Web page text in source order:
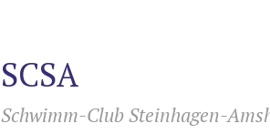
SCSA
Schwimm-Club Steinhagen-